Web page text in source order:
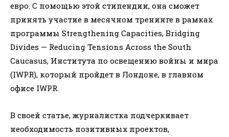
евро. С помощью этой стипендии, она сможет
принять участие в месячном тренинге в рамках
программы Strengthening Capacities, Bridging
Divides — Reducing Tensions Across the South
Caucasus, Института по освещению войны и мира
(IWPR), который пройдет в Лондоне, в главном
офисе IWPR.
В своей статье, журналистка подчеркивает
необходимость позитивных проектов,